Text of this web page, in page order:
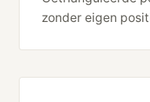
zonder eigen